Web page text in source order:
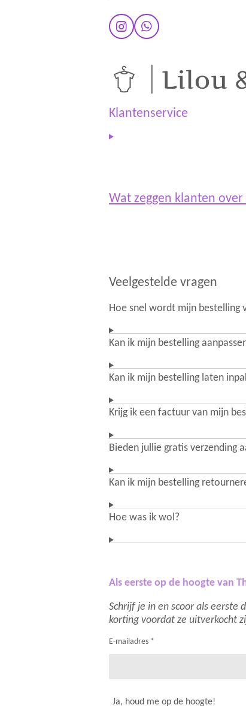
I
n
t
a
g
a
W
h
p
Klantenservice
Wat zeggen klanten over
Veelgestelde vragen
Hoe snel wordt mijn bestelling
Kan ik mijn bestelling
Kan ik mijn bestelling laten
Krijg ik een factuur van mijn
Bieden jullie gratis verzending
Kan ik mijn bestelling
Hoe was ik wol?
Als eerste op de hoogte van
Schrijf je in en scoor als eerste
korting voordat ze uitverkocht
E-mailadres *
Ja, houd me op de hoogte!